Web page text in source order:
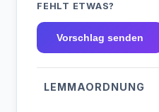
FEHLT ETWAS?
Vorschlag senden
LEMMAORDNUNG